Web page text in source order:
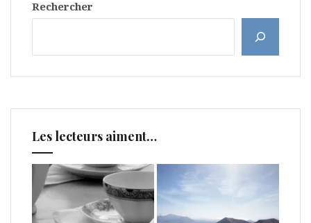
Rechercher
Les lecteurs aiment…